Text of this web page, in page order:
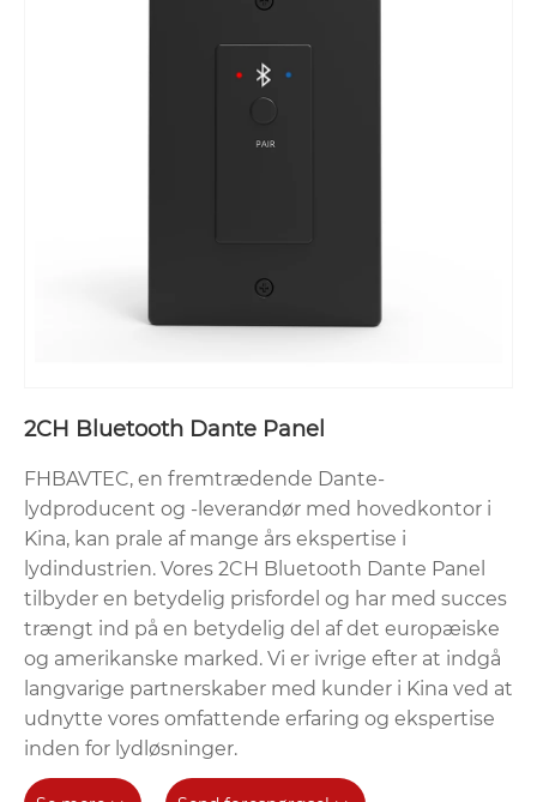
2CH Bluetooth Dante Panel
FHBAVTEC, en fremtrædende Dante-
lydproducent og -leverandør med hovedkontor i
Kina, kan prale af mange års ekspertise i
lydindustrien. Vores 2CH Bluetooth Dante Panel
tilbyder en betydelig prisfordel og har med succes
trængt ind på en betydelig del af det europæiske
og amerikanske marked. Vi er ivrige efter at indgå
langvarige partnerskaber med kunder i Kina ved at
udnytte vores omfattende erfaring og ekspertise
inden for lydløsninger.